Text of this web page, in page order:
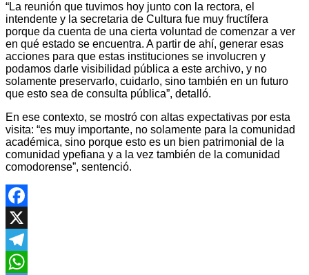
“La reunión que tuvimos hoy junto con la rectora, el
intendente y la secretaria de Cultura fue muy fructífera
porque da cuenta de una cierta voluntad de comenzar a ver
en qué estado se encuentra. A partir de ahí, generar esas
acciones para que estas instituciones se involucren y
podamos darle visibilidad pública a este archivo, y no
solamente preservarlo, cuidarlo, sino también en un futuro
que esto sea de consulta pública”, detalló.
En ese contexto, se mostró con altas expectativas por esta
visita: “es muy importante, no solamente para la comunidad
académica, sino porque esto es un bien patrimonial de la
comunidad ypefiana y a la vez también de la comunidad
comodorense”, sentenció.
Facebook
X
Telegram